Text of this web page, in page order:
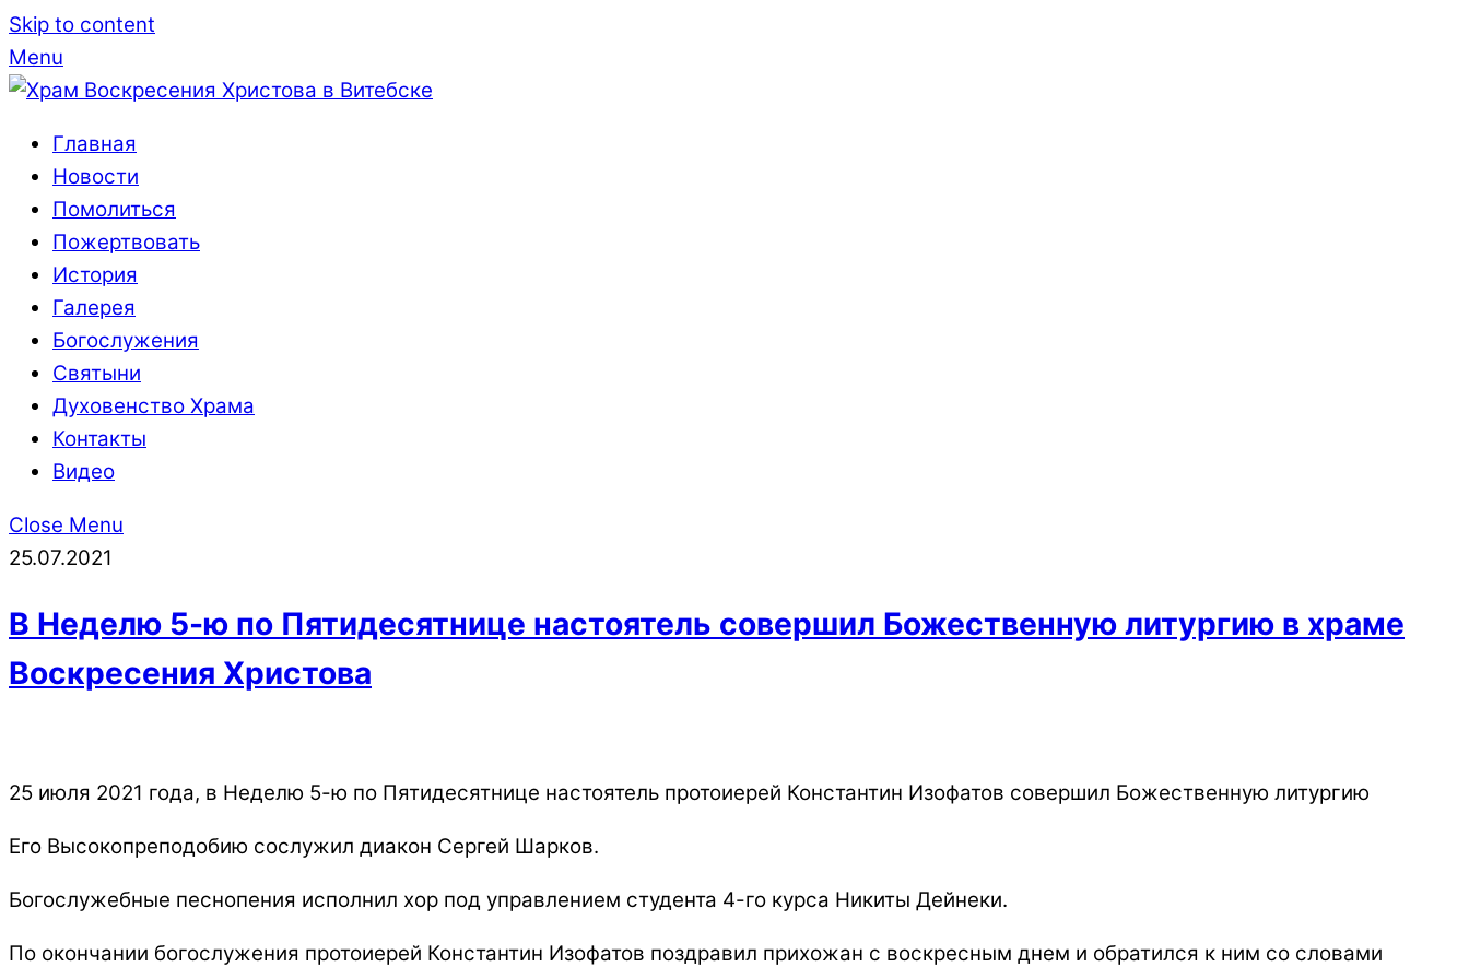
Skip to content
Menu
Главная
Новости
Помолиться
Пожертвовать
История
Галерея
Богослужения
Святыни
Духовенство Храма
Контакты
Видео
Close Menu
25.07.2021
В Неделю 5-ю по Пятидесятнице настоятель совершил Божественную литургию в храме
Воскресения Христова
25 июля 2021 года, в Неделю 5-ю по Пятидесятнице настоятель протоиерей Константин Изофатов совершил Божественную литургию
Его Высокопреподобию сослужил диакон Сергей Шарков.
Богослужебные песнопения исполнил хор под управлением студента 4-го курса Никиты Дейнеки.
По окончании богослужения протоиерей Константин Изофатов поздравил прихожан с воскресным днем и обратился к ним со словами